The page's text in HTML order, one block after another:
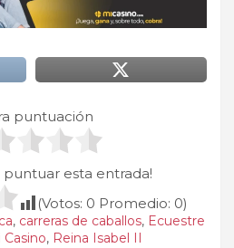
puntuación
puntuar esta entrada!
(Votos: 0 Promedio: 0)
, carreras de caballos, Ecuestre
Casino, Reina Isabel II